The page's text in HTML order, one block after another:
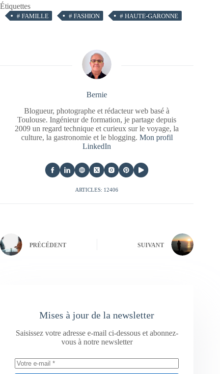
Étiquettes
# FAMILLE # FASHION # HAUTE-GARONNE
Bernie
Blogueur, photographe et rédacteur web basé à
Toulouse. Ingénieur de formation, je partage depuis
2009 un regard technique et curieux sur le voyage, la
culture, la gastronomie et le blogging. Mon profil
LinkedIn
ARTICLES: 12406
PRÉCÉDENT SUIVANT
Mises à jour de la newsletter
Saisissez votre adresse e-mail ci-dessous et abonnez-
vous à notre newsletter